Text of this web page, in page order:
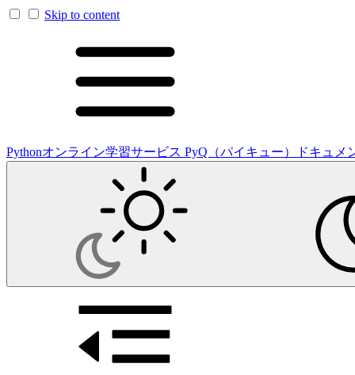
Skip to content
Pythonオンライン学習サービス PyQ（パイキュー）ドキュメ